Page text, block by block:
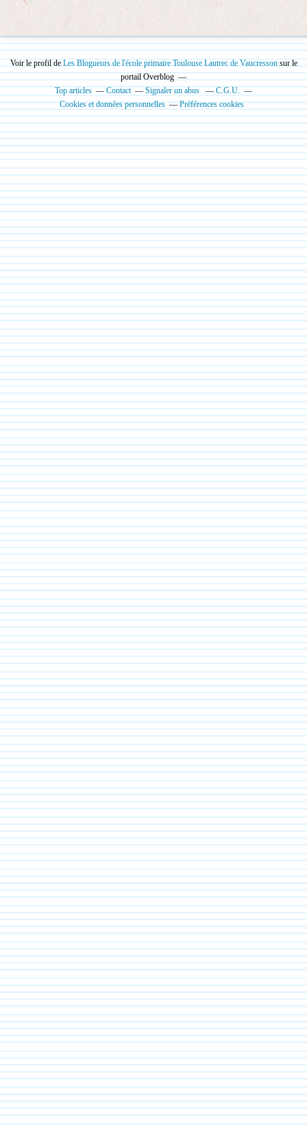
Voir le profil de Les Blogueurs de l'école primaire Toulouse Lautrec de Vaucressonsur le
portail Overblog
Top articles
Contact Signaler un abus
C.G.U.
Cookies et données personnelles
Préférences cookies